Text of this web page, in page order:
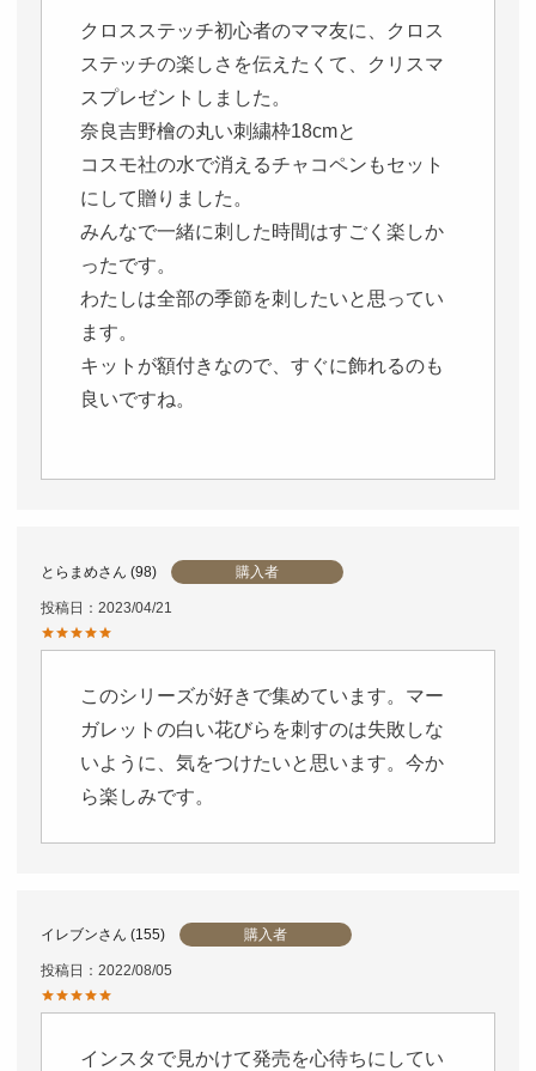
クロスステッチ初心者のママ友に、クロス
ステッチの楽しさを伝えたくて、クリスマ
スプレゼントしました。
奈良吉野檜の丸い刺繍枠18cmと
コスモ社の水で消えるチャコペンもセット
にして贈りました。
みんなで一緒に刺した時間はすごく楽しか
ったです。
わたしは全部の季節を刺したいと思ってい
ます。
キットが額付きなので、すぐに飾れるのも
良いですね。
とらまめ 98 購入者
投稿日 2023/04/21
このシリーズが好きで集めています。マー
ガレットの白い花びらを刺すのは失敗しな
いように、気をつけたいと思います。今か
ら楽しみです。
イレブン 155 購入者
投稿日 2022/08/05
インスタで見かけて発売を心待ちにしてい